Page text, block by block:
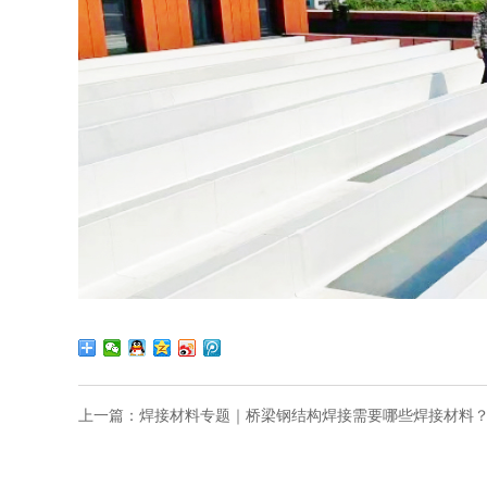
上一篇： 焊接材料专题｜桥梁钢结构焊接需要哪些焊接材料